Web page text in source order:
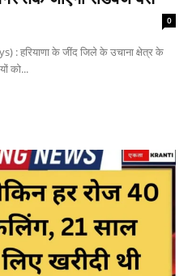
0
: हरियाणा के जींद जिले के उचाना क्षेत्र के
को...